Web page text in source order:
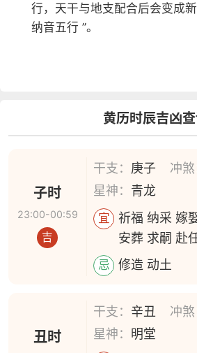
行，天干与地支配合后会变成
纳音五行 ”。
黄历时辰吉凶
子时
23:00-00:59
吉
干支： 庚子 冲煞
星神： 青龙
宜
祈福 纳采 嫁
安葬 求嗣 赴
忌 修造 动土
丑时
干支： 辛丑 冲煞
星神： 明堂